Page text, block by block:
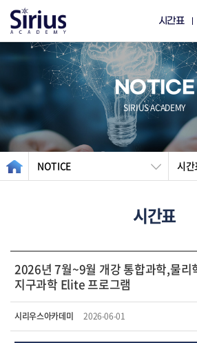
시간표
NOTICE
SIRIUS ACADEMY
NOTICE 시간
시간표
2026년 7월~9월 개강 통합과학,물리
지구과학 Elite 프로그램
시리우스아카데미 2026-06-01